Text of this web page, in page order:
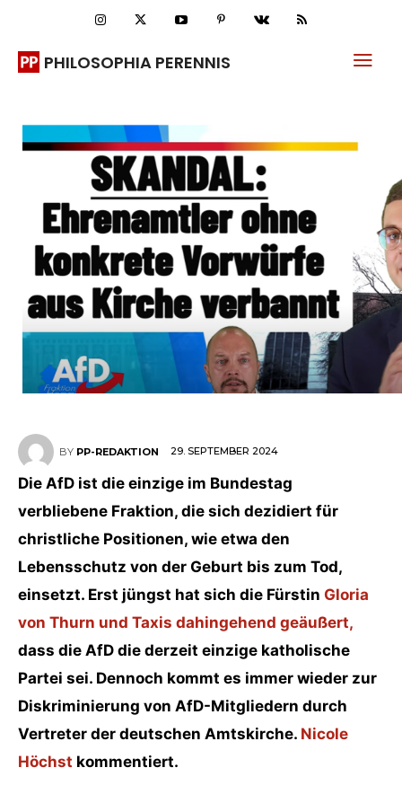
PHILOSOPHIA PERENNIS
BY PP-REDAKTION 29. SEPTEMBER 2024
Die AfD ist die einzige im Bundestag
verbliebene Fraktion, die sich dezidiert für
christliche Positionen, wie etwa den
Lebensschutz von der Geburt bis zum Tod,
einsetzt. Erst jüngst hat sich die Fürstin Gloria
von Thurn und Taxis dahingehend geäußert,
dass die AfD die derzeit einzige katholische
Partei sei. Dennoch kommt es immer wieder zur
Diskriminierung von AfD-Mitgliedern durch
Vertreter der deutschen Amtskirche. Nicole
Höchst kommentiert.